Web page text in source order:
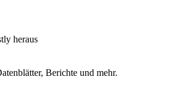
heraus
Berichte und mehr.